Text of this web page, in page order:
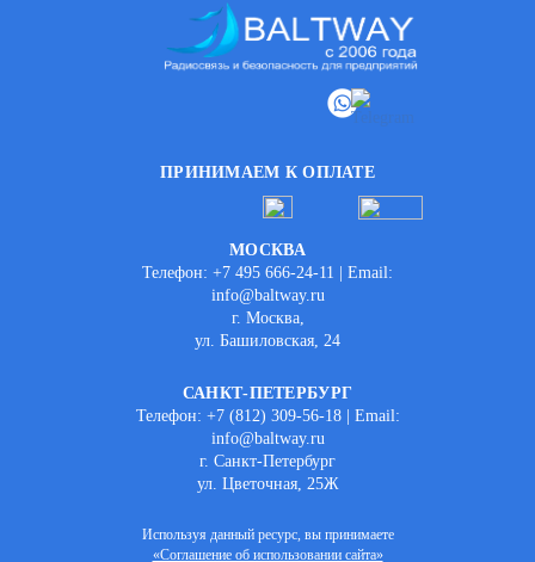
ПРИНИМАЕМ К ОПЛАТЕ
МОСКВА
Телефон: +7 495 666-24-11 | Email:
info@baltway.ru
г. Москва,
ул. Башиловская, 24
САНКТ-ПЕТЕРБУРГ
Телефон: +7 (812) 309-56-18 | Email:
info@baltway.ru
г. Санкт-Петербург
ул. Цветочная, 25Ж
Используя данный ресурс, вы принимаете
«Соглашение об использовании сайта»